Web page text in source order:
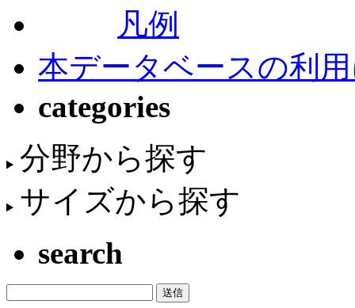
凡例
本データベースの利
categories
分野から探す
サイズから探す
search